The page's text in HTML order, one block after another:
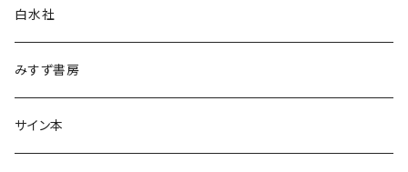
白水社
みすず書房
サイン本